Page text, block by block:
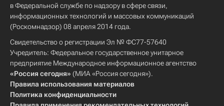
в Федеральной службе по надзору в сфере связи,
информационных технологий и массовых коммуникаций
(Роскомнадзор) 08 апреля 2014 года.
Свидетельство о регистрации Эл № ФС77-57640
Учредитель: Федеральное государственное унитарное
предприятие Международное информационное агентство
«Россия сегодня» (МИА «Россия сегодня»).
Правила использования материалов
Политика конфиденциальности